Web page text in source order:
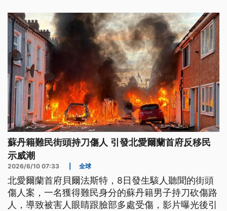
蘇丹籍難民街頭持刀傷人 引發北愛爾蘭首府反移民
示威潮
2026/6/10 07:33 全球
北愛爾蘭首府貝爾法斯特，8日發生駭人聽聞的街頭
傷人案，一名獲得難民身分的蘇丹籍男子持刀砍傷路
人，導致被害人眼睛跟臉部多處受傷，影片曝光後引